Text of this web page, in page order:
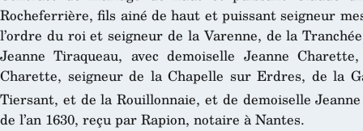
Rocheferrière, fils ainé de haut et puissant seigneur
l’ordre du roi et seigneur de la Varenne, de la
Jeanne Tiraqueau, avec demoiselle Jeanne
Charette, seigneur de la Chapelle sur Erdres, de la
Tiersant, et de la Rouillonnaie, et de demoiselle
de l’an 1630, reçu par Rapion, notaire à Nantes.